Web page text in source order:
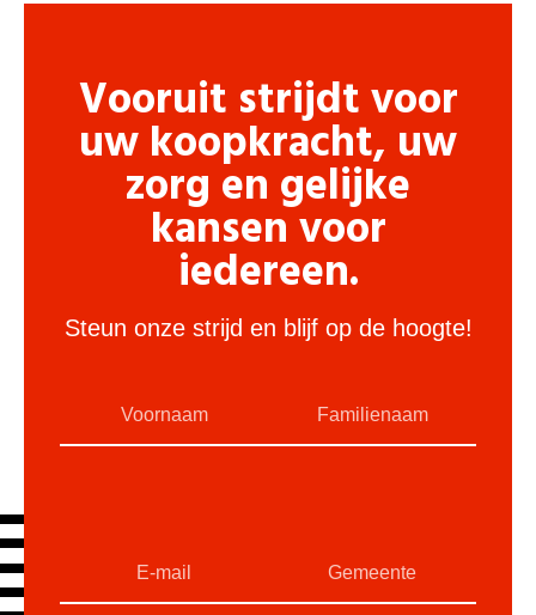
Vooruit strijdt voor
uw koopkracht, uw
zorg en gelijke
kansen voor
iedereen.
Steun onze strijd en blijf op de hoogte!